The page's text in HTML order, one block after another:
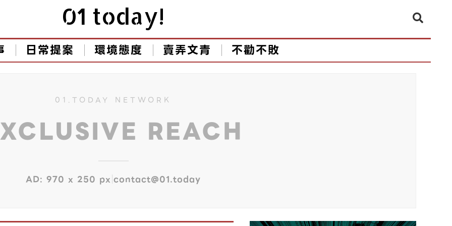
01 today!
日常提案 環境態度 賣弄文青 不勸不敗
01.TODAY NETWORK
REACH
AD: 970 x 250 px|contact@01.today